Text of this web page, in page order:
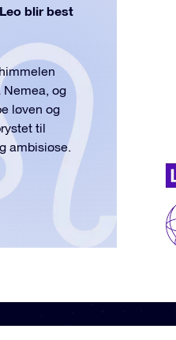
blir best
Nemea, og
løven og
til
ambisiøse.